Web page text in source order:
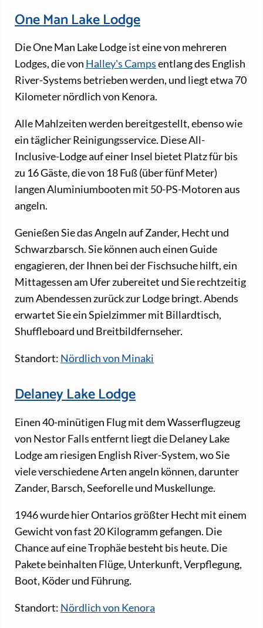
One Man Lake Lodge
Die One Man Lake Lodge ist eine von mehreren
Lodges, die von Halley's Campsentlang des English
River-Systems betrieben werden, und liegt etwa 70
Kilometer nördlich von Kenora.
Alle Mahlzeiten werden bereitgestellt, ebenso wie
ein täglicher Reinigungsservice. Diese All-
Inclusive-Lodge auf einer Insel bietet Platz für bis
zu 16 Gäste, die von 18 Fuß (über fünf Meter)
langen Aluminiumbooten mit 50-PS-Motoren aus
angeln.
Genießen Sie das Angeln auf Zander, Hecht und
Schwarzbarsch. Sie können auch einen Guide
engagieren, der Ihnen bei der Fischsuche hilft, ein
Mittagessen am Ufer zubereitet und Sie rechtzeitig
zum Abendessen zurück zur Lodge bringt. Abends
erwartet Sie ein Spielzimmer mit Billardtisch,
Shuffleboard und Breitbildfernseher.
Standort: Nördlich von Minaki
Delaney Lake Lodge
Einen 40-minütigen Flug mit dem Wasserflugzeug
von Nestor Falls entfernt liegt die Delaney Lake
Lodge am riesigen English River-System, wo Sie
viele verschiedene Arten angeln können, darunter
Zander, Barsch, Seeforelle und Muskellunge.
1946 wurde hier Ontarios größter Hecht mit einem
Gewicht von fast 20 Kilogramm gefangen. Die
Chance auf eine Trophäe besteht bis heute. Die
Pakete beinhalten Flüge, Unterkunft, Verpflegung,
Boot, Köder und Führung.
Standort: Nördlich von Kenora